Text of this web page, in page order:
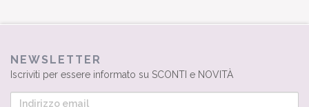
NEWSLETTER
Iscriviti per essere informato su SCONTI e NOVITÀ